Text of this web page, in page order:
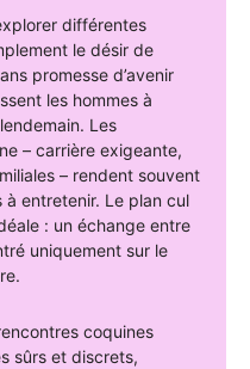
différentes
le désir de
promesse d’avenir
les hommes à
Les
– carrière exigeante,
– rendent souvent
à entretenir. Le plan cul
: un échange entre
uniquement sur le
coquines
sûrs et discrets,